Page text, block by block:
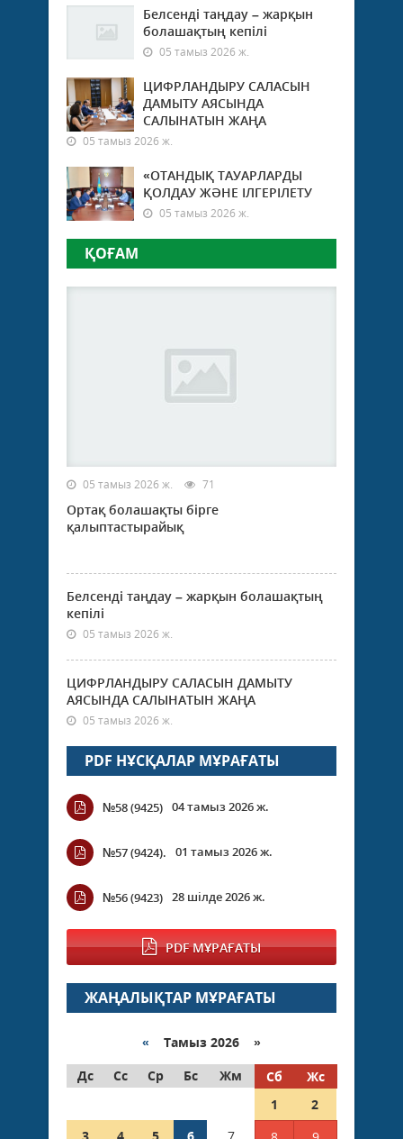
Белсенді таңдау – жарқын
болашақтың кепілі
05 тамыз 2026 ж.
ЦИФРЛАНДЫРУ САЛАСЫН
ДАМЫТУ АЯСЫНДА
САЛЫНАТЫН ЖАҢА
05 тамыз 2026 ж.
«ОТАНДЫҚ ТАУАРЛАРДЫ
ҚОЛДАУ ЖӘНЕ ІЛГЕРІЛЕТУ
05 тамыз 2026 ж.
ҚОҒАМ
05 тамыз 2026 ж. 71
Ортақ болашақты бірге
қалыптастырайық
Белсенді таңдау – жарқын болашақтың
кепілі
05 тамыз 2026 ж.
ЦИФРЛАНДЫРУ САЛАСЫН ДАМЫТУ
АЯСЫНДА САЛЫНАТЫН ЖАҢА
05 тамыз 2026 ж.
PDF НҰСҚАЛАР МҰРАҒАТЫ
№58 (9425) 04 тамыз 2026 ж.
№57 (9424). 01 тамыз 2026 ж.
№56 (9423) 28 шілде 2026 ж.
PDF МҰРАҒАТЫ
ЖАҢАЛЫҚТАР МҰРАҒАТЫ
« Тамыз 2026 »
Дс
Сс Ср Бс Жм Сб
Жс
1
2